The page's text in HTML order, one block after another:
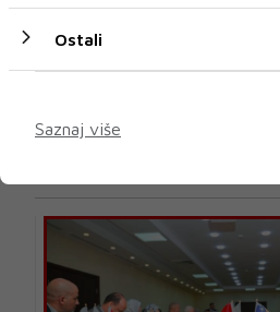
Ostali
Saznaj više